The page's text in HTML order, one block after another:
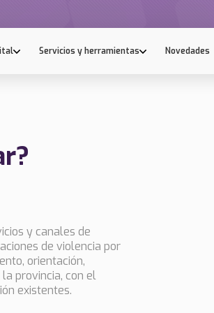
Servicios y herramientas Novedades
y canales de
de violencia por
orientación,
provincia, con el
existentes.